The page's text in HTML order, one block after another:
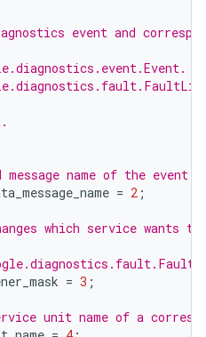
event and
name of the event's
= 2 ;
which service wants
= 3 ;
unit name of a